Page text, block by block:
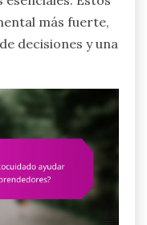
más fuerte,
decisiones y una